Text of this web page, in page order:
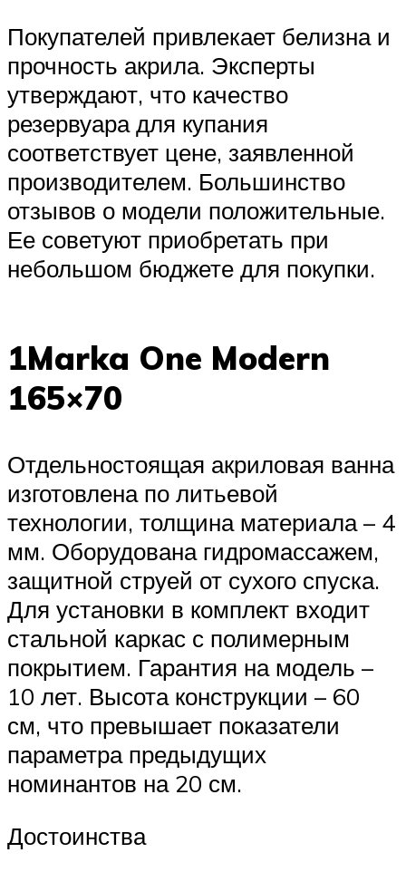
Покупателей привлекает белизна и
прочность акрила. Эксперты
утверждают, что качество
резервуара для купания
соответствует цене, заявленной
производителем. Большинство
отзывов о модели положительные.
Ее советуют приобретать при
небольшом бюджете для покупки.
1Marka One Modern
165×70
Отдельностоящая акриловая ванна
изготовлена по литьевой
технологии, толщина материала – 4
мм. Оборудована гидромассажем,
защитной струей от сухого спуска.
Для установки в комплект входит
стальной каркас с полимерным
покрытием. Гарантия на модель –
10 лет. Высота конструкции – 60
см, что превышает показатели
параметра предыдущих
номинантов на 20 см.
Достоинства